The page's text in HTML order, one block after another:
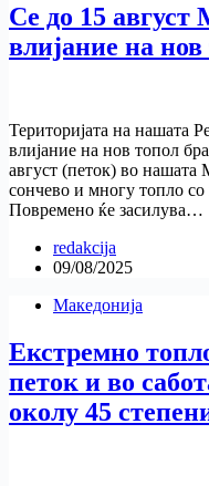
Се до 15 август
влијание на
Територијата на нашата
влијание на нов топол
август (петок) во нашата
сончево и многу топло со
Повремено ќе засилува…
redakcija
09/08/2025
Македонија
Екстремно
петок и во
околу 45